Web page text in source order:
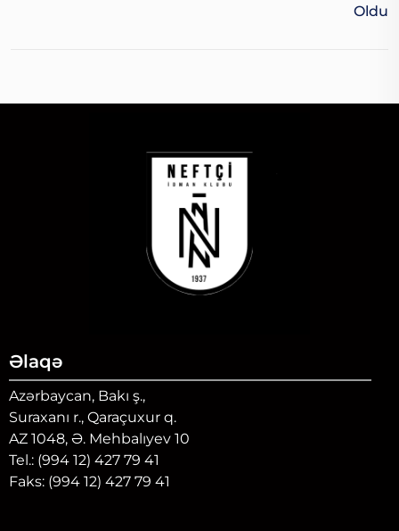
Oldu
Əlaqə
Azərbaycan, Bakı ş.,
Suraxanı r., Qaraçuxur q.
AZ 1048, Ə. Mehbalıyev 10
Tel.: (994 12) 427 79 41
Faks: (994 12) 427 79 41